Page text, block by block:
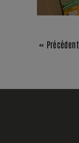
« Précédent